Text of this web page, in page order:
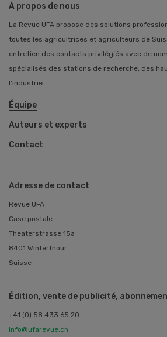
A propos de nous
La Revue UFA propose des solutions
toutes les agricultrices et agriculteurs de
entretien des contacts privilégiés avec de
spécialisés des stations de recherche, des
l’industrie.
Équipe
Auteurs et experts
Contact
Adresse de contact
Revue UFA
Case postale
Theaterstrasse 15a
8401 Winterthour
Suisse
Édition, vente de publicité,
+41 (0) 58 433 65 20
info@ufarevue.ch